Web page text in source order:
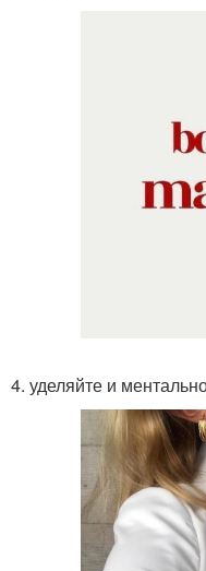
4. уделяйте и